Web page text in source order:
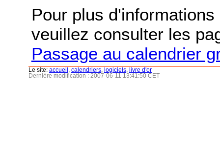
Pour plus
veuillez consulter les
Passage au calendrier
Le site: accueil calendriers logiciels
livre d'or
Dernière modification : 2007-06-11 13:41:50 CET